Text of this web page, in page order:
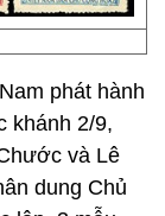
phát hành
khánh 2­/9,
và Lê
dung Chủ